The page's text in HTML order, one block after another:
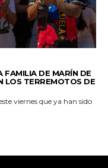
FAMILIA DE MARÍN DE
LOS TERREMOTOS DE
viernes que ya han sido